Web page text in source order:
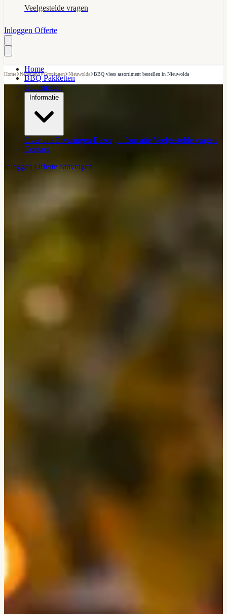
Veelgestelde vragen
Inloggen Offerte
Home
BBQ Pakketten
Gourmetten
Informatie
Over ons Ervaringen Bezorg informatie Veelgestelde vragen
Contact
Inloggen Offerte aanvragen
Home›Nederland›Groningen›Nieuwolda›BBQ vlees assortiment bestellen in Nieuwolda